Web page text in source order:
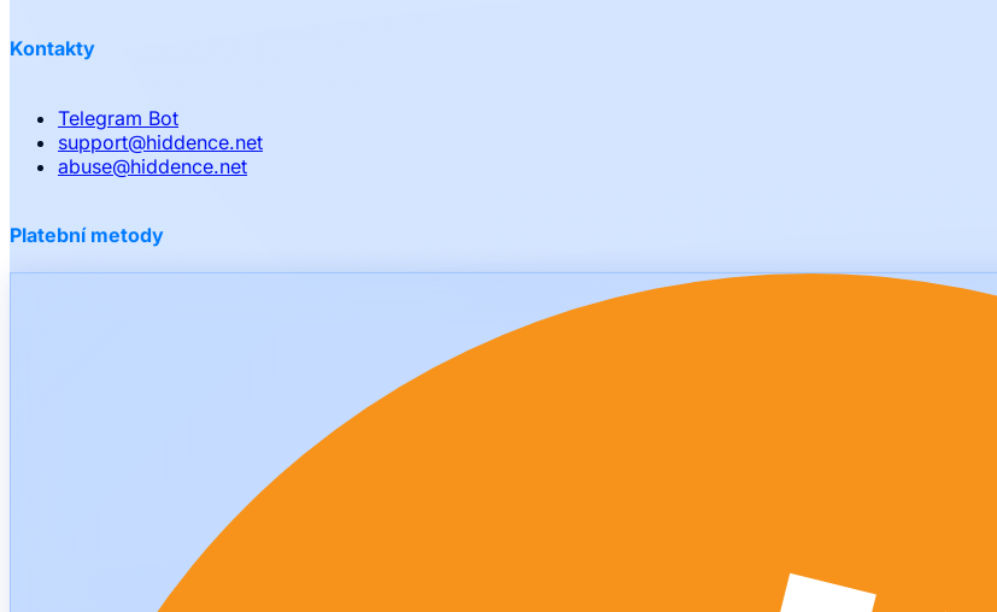
Kontakty
Telegram Bot
support@hiddence.net
abuse@hiddence.net
Platební metody